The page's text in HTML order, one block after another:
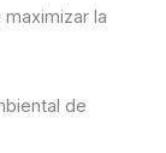
maximizar la
de